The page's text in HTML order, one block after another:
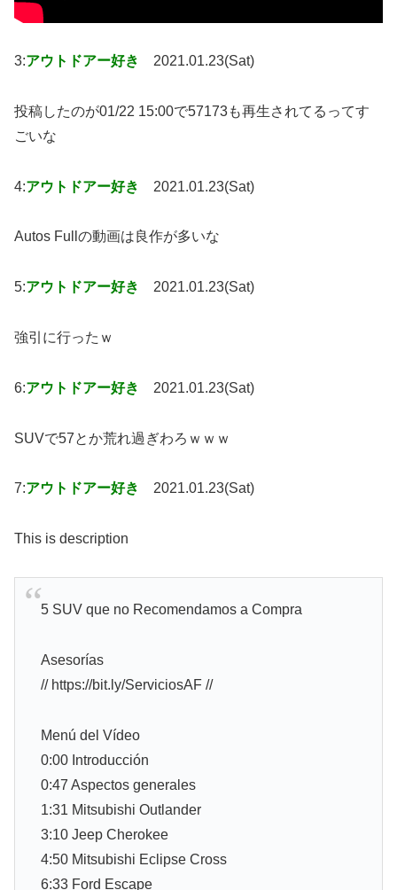
3:アウトドアー好き 2021.01.23(Sat)
投稿したのが01/22 15:00で57173も再生されてるってす
ごいな
4:アウトドアー好き 2021.01.23(Sat)
Autos Fullの動画は良作が多いな
5:アウトドアー好き 2021.01.23(Sat)
強引に行ったｗ
6:アウトドアー好き 2021.01.23(Sat)
SUVで57とか荒れ過ぎわろｗｗｗ
7:アウトドアー好き 2021.01.23(Sat)
This is description
5 SUV que no Recomendamos a Compra
Asesorías
// https://bit.ly/ServiciosAF //
Menú del Vídeo
0:00 Introducción
0:47 Aspectos generales
1:31 Mitsubishi Outlander
3:10 Jeep Cherokee
4:50 Mitsubishi Eclipse Cross
6:33 Ford Escape